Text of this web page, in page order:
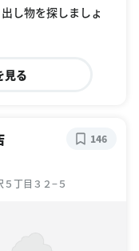
し物を探しましょ
見る
丁目３２−５
146